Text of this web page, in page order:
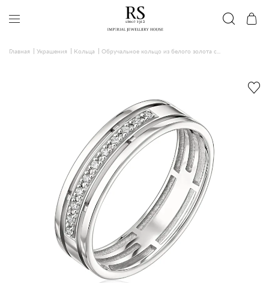
Главная Украшения Кольца Обручальное кольцо из белого золота с...